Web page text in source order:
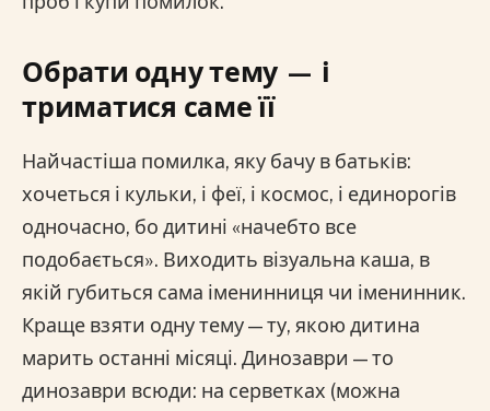
Обрати одну тему — і
триматися саме її
Найчастіша помилка, яку бачу в батьків:
хочеться і кульки, і феї, і космос, і единорогів
одночасно, бо дитині «начебто все
подобається». Виходить візуальна каша, в
якій губиться сама іменинниця чи іменинник.
Краще взяти одну тему — ту, якою дитина
марить останні місяці. Динозаври — то
динозаври всюди: на серветках (можна